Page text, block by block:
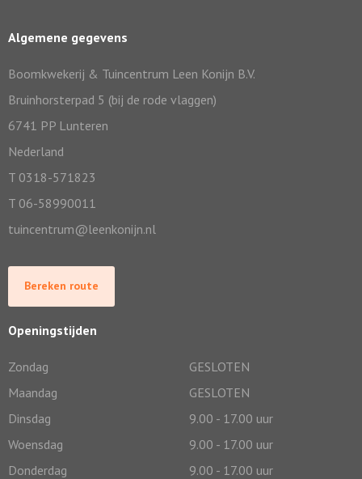
Algemene gegevens
Boomkwekerij & Tuincentrum Leen Konijn B.V.
Bruinhorsterpad 5 (bij de rode vlaggen)
6741 PP Lunteren
Nederland
T 0318-571823
T 06-58990011
tuincentrum@leenkonijn.nl
Bereken route
Openingstijden
Zondag
GESLOTEN
Maandag
GESLOTEN
Dinsdag
9.00 - 17.00 uur
Woensdag
9.00 - 17.00 uur
Donderdag
9.00 - 17.00 uur